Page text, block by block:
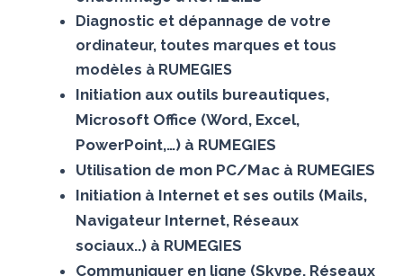
Diagnostic et dépannage de votre
ordinateur, toutes marques et tous
modèles à RUMEGIES
Initiation aux outils bureautiques,
Microsoft Office (Word, Excel,
PowerPoint,…) à RUMEGIES
Utilisation de mon PC/Mac à RUMEGIES
Initiation à Internet et ses outils (Mails,
Navigateur Internet, Réseaux
sociaux..) à RUMEGIES
Communiquer en ligne (Skype, Réseaux